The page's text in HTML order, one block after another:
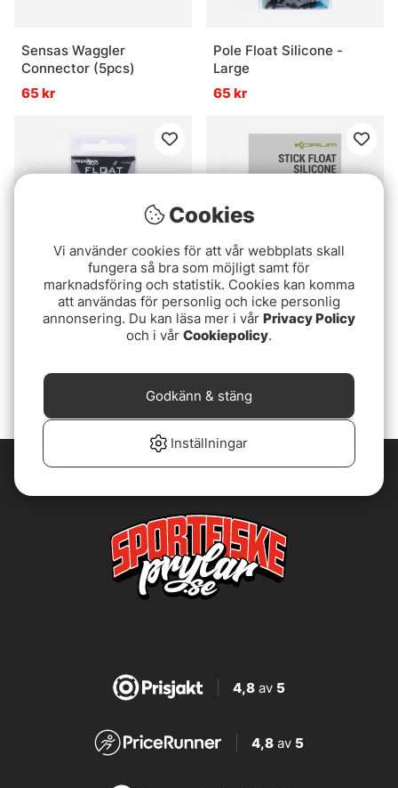
Sensas Waggler
Connector (5pcs)
65 kr
Pole Float Silicone -
Large
65 kr
Drennan Float Caps
Korum Glide - Stick Float
Silicone
4,8av 5
4,8 av 5
Cookies
Vi använder cookies för att vår webbplats skall
fungera så bra som möjligt samt för
marknadsföring och statistik. Cookies kan komma
att användas för personlig och icke personlig
annonsering. Du kan läsa mer i vår Privacy Policy
och i vår Cookiepolicy.
Inställningar
Godkänn & stäng